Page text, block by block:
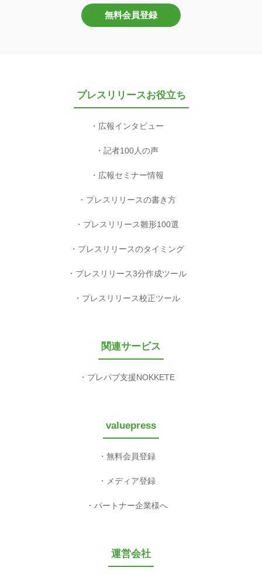
無料会員登録
プレスリリースお役立ち
広報インタビュー
記者100人の声
広報セミナー情報
プレスリリースの書き方
プレスリリース雛形100選
プレスリリースのタイミング
プレスリリース3分作成ツール
プレスリリース校正ツール
関連サービス
プレパブ支援NOKKETE
valuepress
無料会員登録
メディア登録
パートナー企業様へ
運営会社